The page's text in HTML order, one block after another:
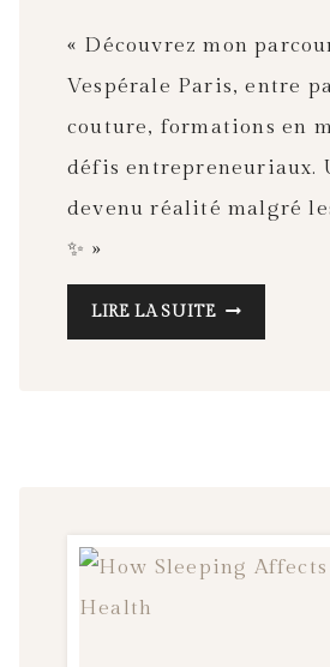
« Découvrez mon
Vespérale Paris, entre
couture, formations en
défis entrepreneuriaux.
devenu réalité malgré
✨ »
LIRE LA SUITE MON
PARCOURS
ET